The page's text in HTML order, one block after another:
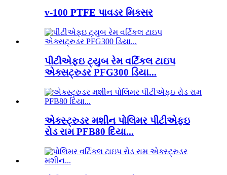
v-100 PTFE પાવડર મિક્સર
પીટીએફઇ ટ્યુબ રેમ વર્ટિકલ ટાઇપ
એક્સટ્રુડર PFG300 ડિયા...
એક્સ્ટ્રુડર મશીન પોલિમર પીટીએફઇ
રોડ રામ PFB80 દિયા...